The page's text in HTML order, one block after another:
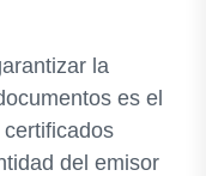
la
es el
del emisor